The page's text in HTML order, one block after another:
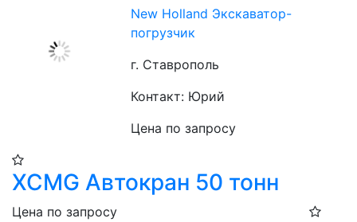
New Holland Экскаватор-
погрузчик
г. Ставрополь
Контакт: Юрий
Цена по запросу
XCMG Автокран 50 тонн
Цена по запросу